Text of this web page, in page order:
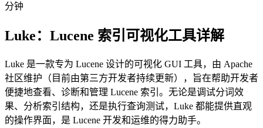
分钟
Luke：Lucene 索引可视化工具详解
Luke 是一款专为 Lucene 设计的可视化 GUI 工具，由 Apache
社区维护（目前由第三方开发者持续更新），旨在帮助开发者
便捷地查看、诊断和管理 Lucene 索引。无论是调试分词效
果、分析索引结构，还是执行查询测试，Luke 都能提供直观
的操作界面，是 Lucene 开发和运维的得力助手。